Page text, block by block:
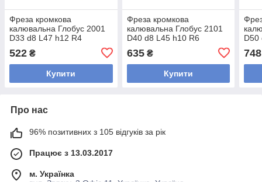
Фреза кромкова
калювальна Глобус 2001
D33 d8 L47 h12 R4
522 ₴
Купити
Фреза кромкова
калювальна Глобус 2101
D40 d8 L45 h10 R6
635₴
Купити
D50
748
Про нас
96% позитивних з 105 відгуків за рік
Працює з 13.03.2017
м. Українка